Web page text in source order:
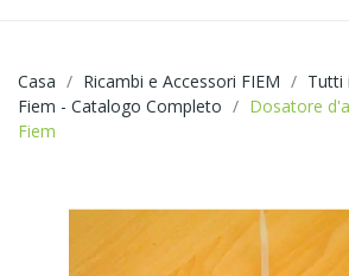
Casa Ricambi e Accessori FIEM
Tutti
Fiem - Catalogo Completo
Dosatore
Fiem